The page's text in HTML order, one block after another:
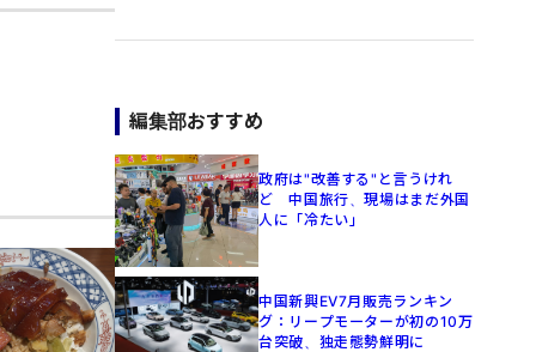
編集部おすすめ
政府は"改善する"と言うけれ
ど 中国旅行、現場はまだ外国
人に「冷たい」
中国新興EV7月販売ランキン
グ：リープモーターが初の10万
台突破、独走態勢鮮明に